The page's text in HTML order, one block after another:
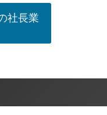
社長業